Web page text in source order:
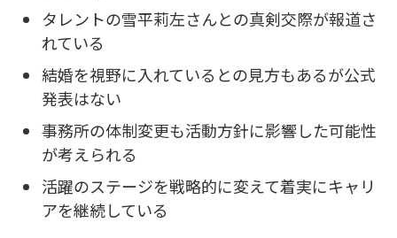
タレントの雪平莉左さんとの真剣交際が報道さ
れている
結婚を視野に入れているとの見方もあるが公式
発表はない
事務所の体制変更も活動方針に影響した可能性
が考えられる
活躍のステージを戦略的に変えて着実にキャリ
アを継続している